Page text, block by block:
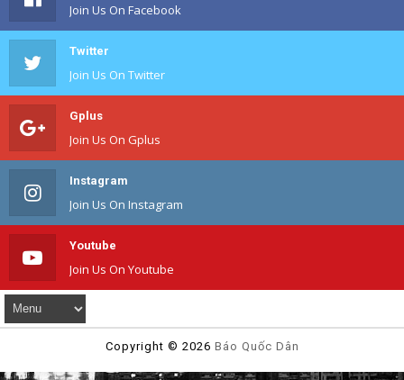
Join Us On Facebook
Twitter
Join Us On Twitter
Gplus
Join Us On Gplus
Instagram
Join Us On Instagram
Youtube
Join Us On Youtube
Copyright © 2026 Báo Quốc Dân